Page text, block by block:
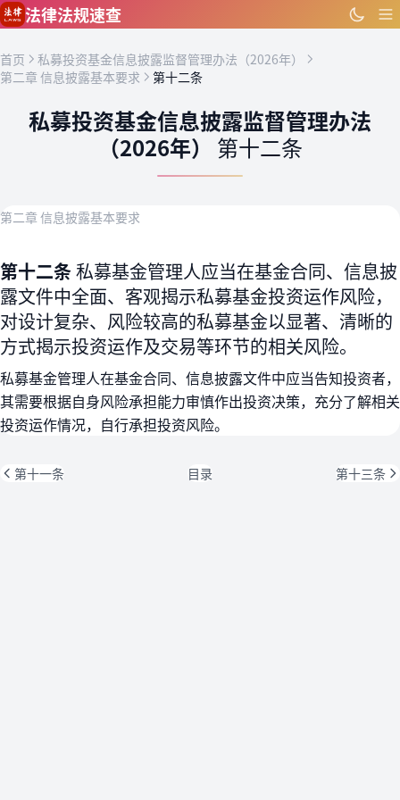
跳到主要内容
法律法规速查
首页
私募投资基金信息披露监督管理办法（2026年）
第二章 信息披露基本要求
第十二条
私募投资基金信息披露监督管理办法
（2026年） 第十二条
第二章 信息披露基本要求
第十二条私募基金管理人应当在基金合同、信息披
露文件中全面、客观揭示私募基金投资运作风险，
对设计复杂、风险较高的私募基金以显著、清晰的
方式揭示投资运作及交易等环节的相关风险。
私募基金管理人在基金合同、信息披露文件中应当告知投资者，
其需要根据自身风险承担能力审慎作出投资决策，充分了解相关
投资运作情况，自行承担投资风险。
第十一条 目录 第十三条